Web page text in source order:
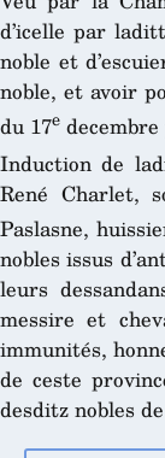
d’icelle par
noble et
noble, et avoir
du 17e
Induction de
René Charlet,
Paslasne,
nobles issus
leurs
messire et
immunités,
de ceste
desditz nobles